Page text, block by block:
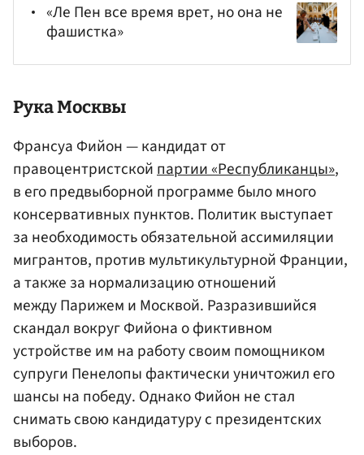
«Ле Пен все время врет, но она не
фашистка»
Рука Москвы
Франсуа Фийон — кандидат от
правоцентристскойпартии «Республиканцы»,
в его предвыборной программе было много
консервативных пунктов. Политик выступает
за необходимость обязательной ассимиляции
мигрантов, против мультикультурной Франции,
а также за нормализацию отношений
между Парижем и Москвой. Разразившийся
скандал вокруг Фийона о фиктивном
устройстве им на работу своим помощником
супруги Пенелопы фактически уничтожил его
шансы на победу. Однако Фийон не стал
снимать свою кандидатуру с президентских
выборов.